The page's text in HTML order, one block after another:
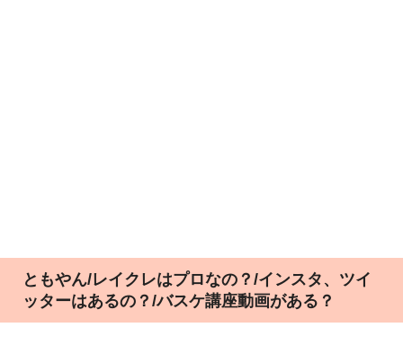
ともやん/レイクレはプロなの？/インスタ、ツイ
ッターはあるの？/バスケ講座動画がある？